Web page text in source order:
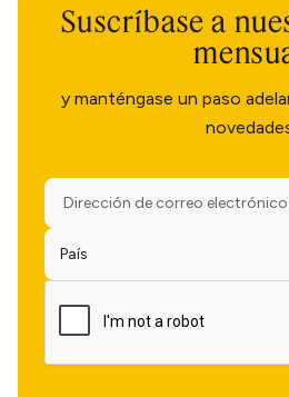
Suscríbase a
y manténgase un paso